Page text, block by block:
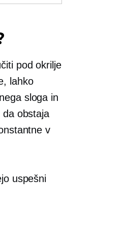
pod okrilje
lahko
sloga in
obstaja
v
uspešni